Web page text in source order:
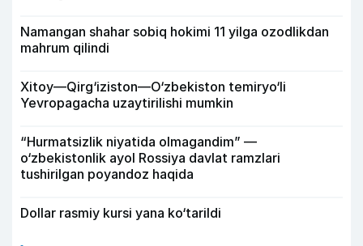
Namangan shahar sobiq hokimi 11 yilga ozodlikdan
mahrum qilindi
Xitoy—Qirg‘iziston—O‘zbekiston temiryo‘li
Yevropagacha uzaytirilishi mumkin
“Hurmatsizlik niyatida olmagandim” —
o‘zbekistonlik ayol Rossiya davlat ramzlari
tushirilgan poyandoz haqida
Dollar rasmiy kursi yana ko‘tarildi